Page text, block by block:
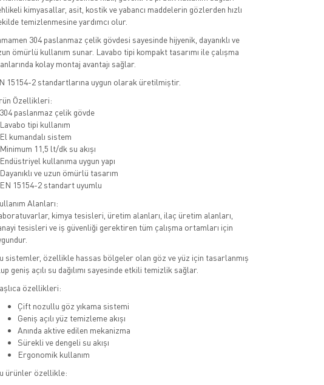
kimyasallar, asit, kostik ve yabancı maddelerin gözlerden hızlı
temizlenmesine yardımcı olur.
304 paslanmaz çelik gövdesi sayesinde hijyenik, dayanıklı ve
ömürlü kullanım sunar. Lavabo tipi kompakt tasarımı ile çalışma
kolay montaj avantajı sağlar.
15154-2 standartlarına uygun olarak üretilmiştir.
Özellikleri:
paslanmaz çelik gövde
tipi kullanım
kumandalı sistem
11,5 lt/dk su akışı
kullanıma uygun yapı
ve uzun ömürlü tasarım
15154-2 standart uyumlu
Alanları:
kimya tesisleri, üretim alanları, ilaç üretim alanları,
tesisleri ve iş güvenliği gerektiren tüm çalışma ortamları için
sistemler, özellikle hassas bölgeler olan göz ve yüz için tasarlanmış
geniş açılı su dağılımı sayesinde etkili temizlik sağlar.
özellikleri:
Çift nozullu göz yıkama sistemi
Geniş açılı yüz temizleme akışı
Anında aktive edilen mekanizma
Sürekli ve dengeli su akışı
Ergonomik kullanım
ürünler özellikle: